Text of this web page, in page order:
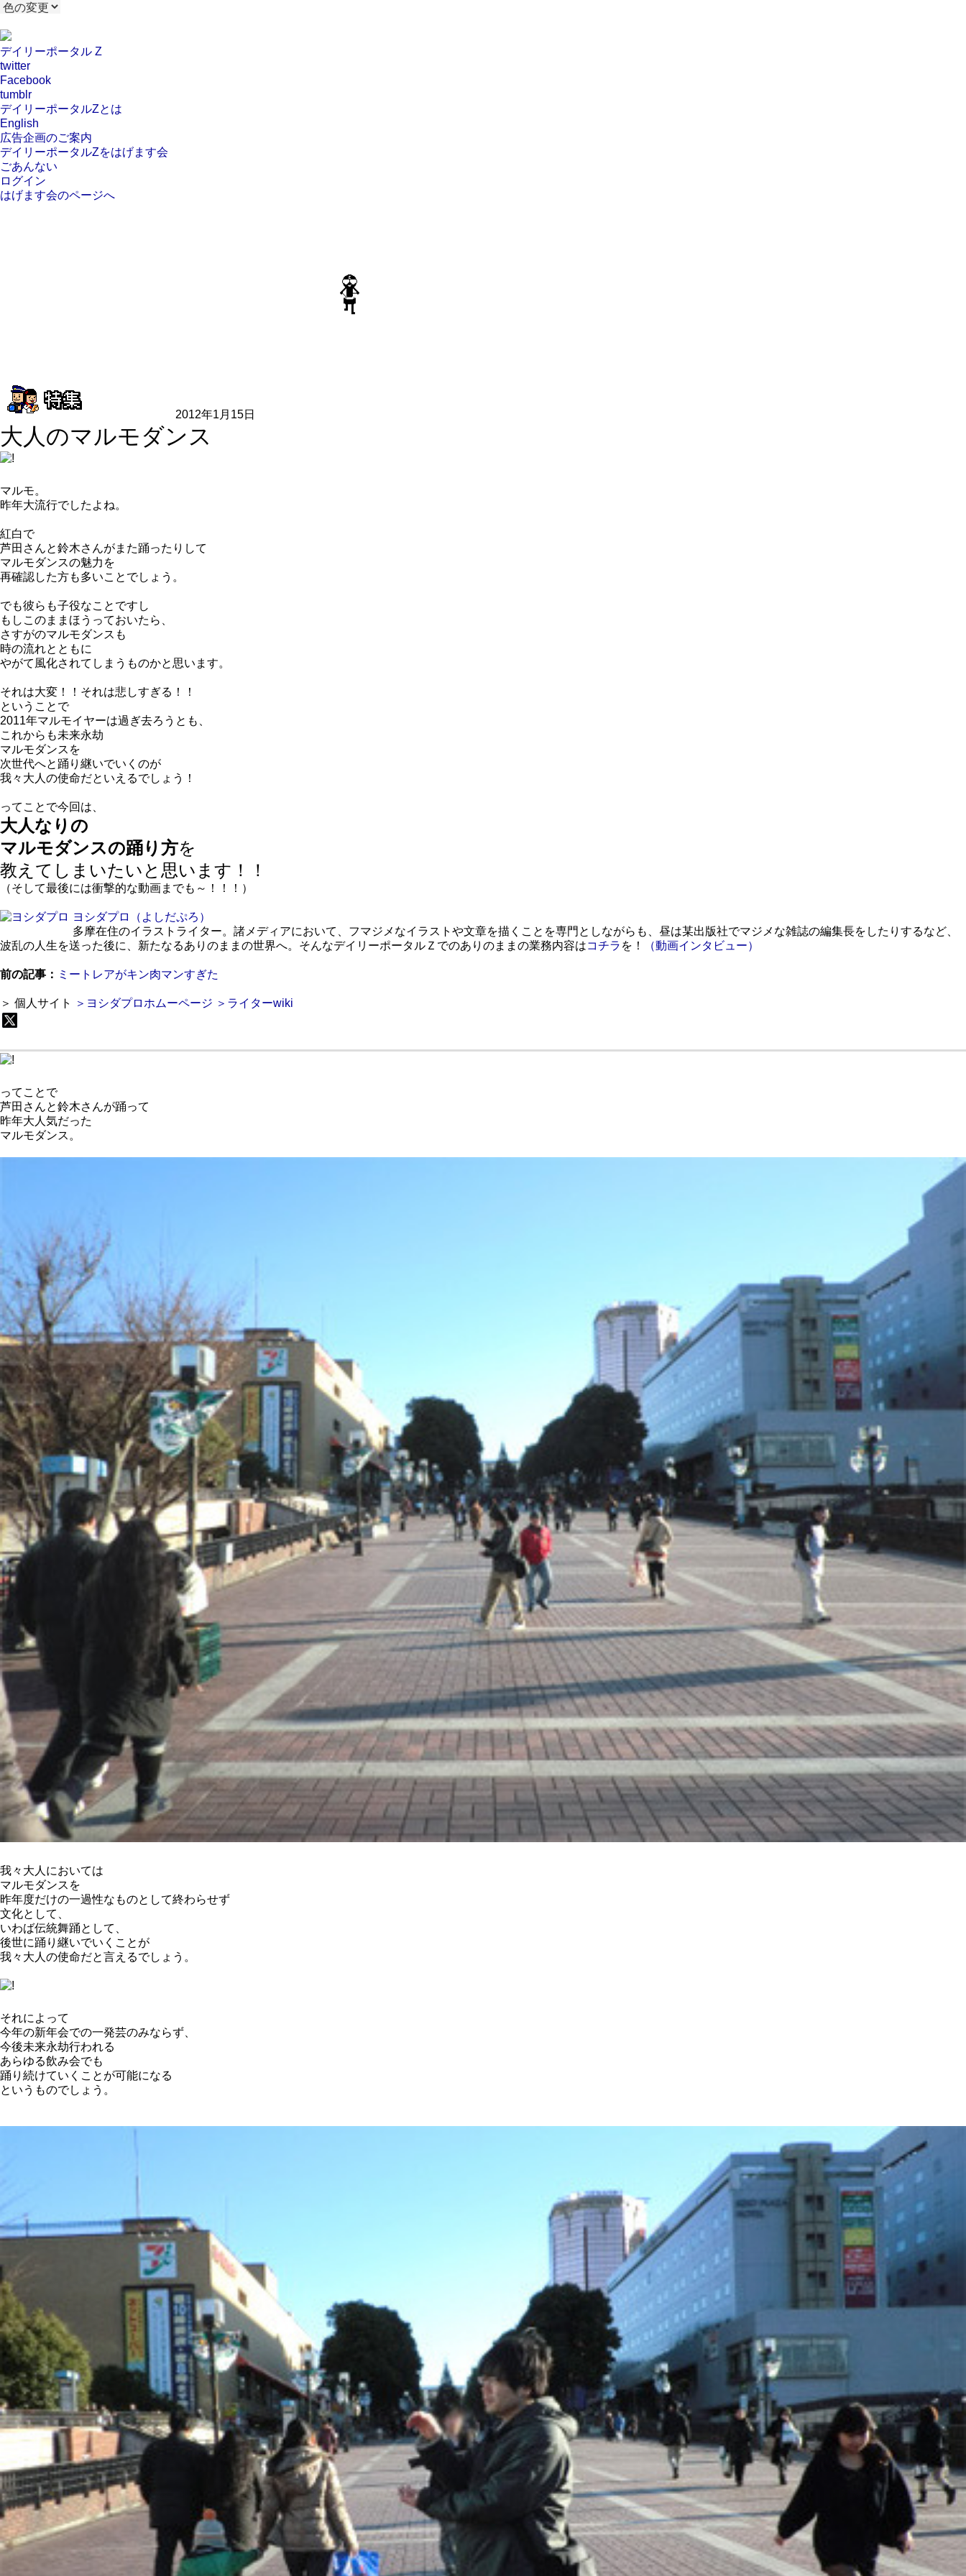
デイリーポータル Z
twitter
Facebook
tumblr
デイリーポータルZとは
English
広告企画のご案内
デイリーポータルZをはげます会
ごあんない
ログイン
はげます会のページへ
2012年1月15日
大人のマルモダンス
マルモ。
昨年大流行でしたよね。
紅白で
芦田さんと鈴木さんがまた踊ったりして
マルモダンスの魅力を
再確認した方も多いことでしょう。
でも彼らも子役なことですし
もしこのままほうっておいたら、
さすがのマルモダンスも
時の流れとともに
やがて風化されてしまうものかと思います。
それは大変！！それは悲しすぎる！！
ということで
2011年マルモイヤーは過ぎ去ろうとも、
これからも未来永劫
マルモダンスを
次世代へと踊り継いでいくのが
我々大人の使命だといえるでしょう！
ってことで今回は、
大人なりの
マルモダンスの踊り方を
教えてしまいたいと思います！！
（そして最後には衝撃的な動画までも～！！！）
ヨシダプロ
（よしだぷろ）
多摩在住のイラストライター。諸メディアにおいて、フマジメなイラストや文章を描くことを専門としながらも、昼は某出版社でマジメな雑誌の編集長をしたりするなど、
波乱の人生を送った後に、新たなるありのままの世界へ。そんなデイリーポータルＺでのありのままの業務内容はコチラ を！ （動画インタビュー）
前の記事： ミートレアがキン肉マンすぎた
＞ 個人サイト ＞ヨシダプロホムーページ ＞ライターwiki
ってことで
芦田さんと鈴木さんが踊って
昨年大人気だった
マルモダンス。
我々大人においては
マルモダンスを
昨年度だけの一過性なものとして終わらせず
文化として、
いわば伝統舞踊として、
後世に踊り継いでいくことが
我々大人の使命だと言えるでしょう。
それによって
今年の新年会での一発芸のみならず、
今後未来永劫行われる
あらゆる飲み会でも
踊り続けていくことが可能になる
というものでしょう。